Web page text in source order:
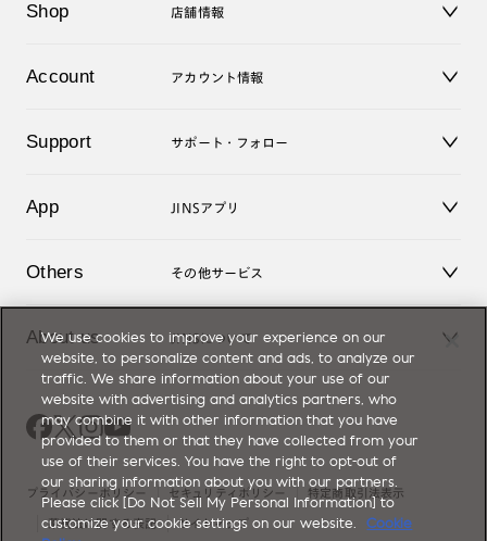
サングラス
コンタクトレンズ
アクセサリー
Shop 店舗情報
オンラインショップ
Account アカウント情報
ログアウト
Support サポート・フォロー
よくあるご質問
お問い合せ
App JINSアプリ
Others その他サービス
レンズ交換
オンラインギフト
価格案内
About us JINSについて
Magnify Life
会社概要
採用情報
法人のお客様
出店について
プライバシーポリシー セキュリティポリシー 特定商取引法表示
薬機法に関する表記 サイトマップ
We use cookies to improve your experience on our
website, to personalize content and ads, to analyze our
traffic. We share information about your use of our
website with advertising and analytics partners, who
may combine it with other information that you have
provided to them or that they have collected from your
use of their services. You have the right to opt-out of
our sharing information about you with our partners.
Please click [Do Not Sell My Personal Information] to
customize your cookie settings on our website.
Cookie